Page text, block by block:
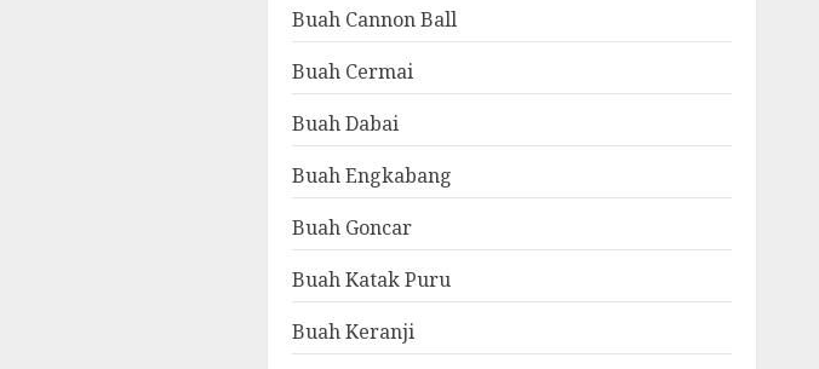
Buah Cannon Ball
Buah Cermai
Buah Dabai
Buah Engkabang
Buah Goncar
Buah Katak Puru
Buah Keranji